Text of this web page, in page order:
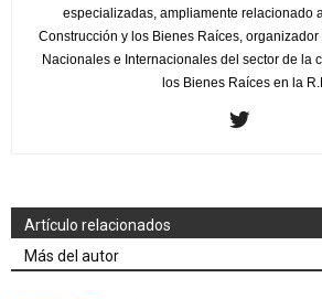
especializadas, ampliamente relacionado
Construcción y los Bienes Raíces,
Nacionales e Internacionales del sector de la
los Bienes Raíces en la
Artículo relacionados
Más del autor